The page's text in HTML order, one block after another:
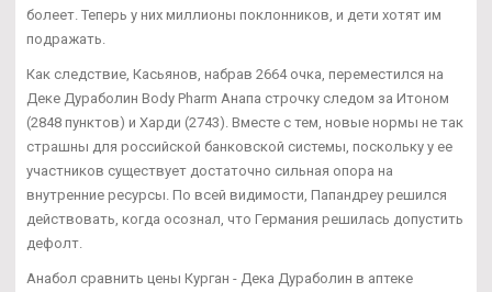
болеет. Теперь у них миллионы поклонников, и дети хотят им
подражать.
Как следствие, Касьянов, набрав 2664 очка, переместился на
Деке Дураболин Body Pharm Анапа строчку следом за Итоном
(2848 пунктов) и Харди (2743). Вместе с тем, новые нормы не так
страшны для российской банковской системы, поскольку у ее
участников существует достаточно сильная опора на
внутренние ресурсы. По всей видимости, Папандреу решился
действовать, когда осознал, что Германия решилась допустить
дефолт.
Анабол сравнить цены Курган - Дека Дураболин в аптеке